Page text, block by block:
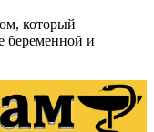
который
беременной и